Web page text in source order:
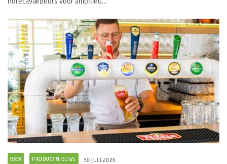
BIER PRODUCTNIEUWS 30 JULI 2026